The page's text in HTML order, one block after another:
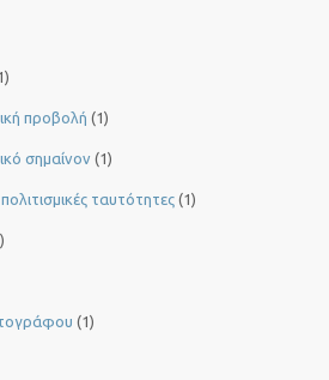
προβολή (1)
σημαίνον (1)
ταυτότητες (1)
(1)